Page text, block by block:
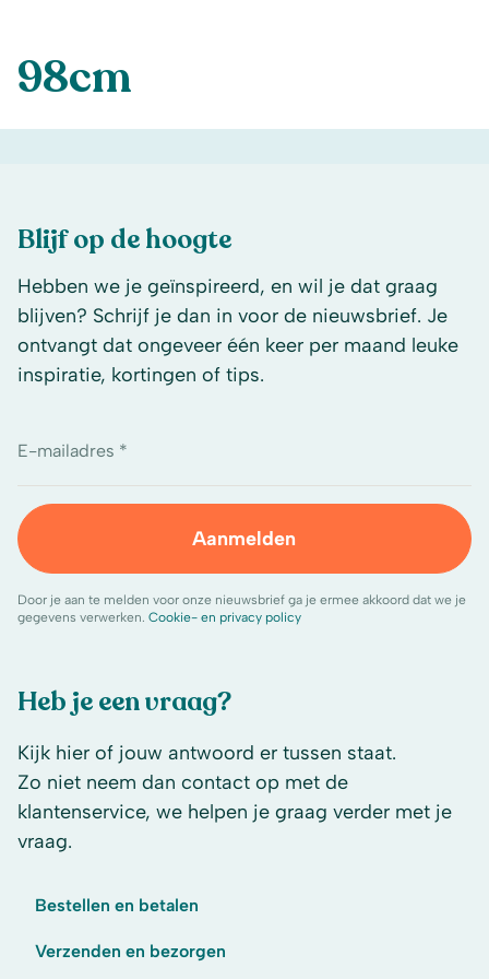
98cm
Heb je een vraag?
Kijk hier of jouw antwoord er tussen staat.
Zo niet neem dan contact op met de
klantenservice, we helpen je graag verder met je
vraag.
Bestellen en betalen
Verzenden en bezorgen
Blijf op de hoogte
Hebben we je geïnspireerd, en wil je dat graag
blijven? Schrijf je dan in voor de nieuwsbrief. Je
ontvangt dat ongeveer één keer per maand leuke
inspiratie, kortingen of tips.
E-mailadres *
Aanmelden
Door je aan te melden voor onze nieuwsbrief ga je ermee akkoord dat we je
gegevens verwerken. Cookie- en privacy policy